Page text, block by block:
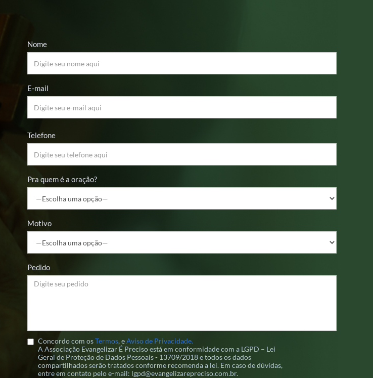
Nome
E-mail
Telefone
Pra quem é a oração?
Motivo
Pedido
Concordo com osTermos, eAviso de Privacidade.
A Associação Evangelizar É Preciso está em conformidade com a LGPD – Lei
Geral de Proteção de Dados Pessoais - 13709/2018 e todos os dados
compartilhados serão tratados conforme recomenda a lei. Em caso de dúvidas,
entre em contato pelo e-mail: lgpd@evangelizarepreciso.com.br.